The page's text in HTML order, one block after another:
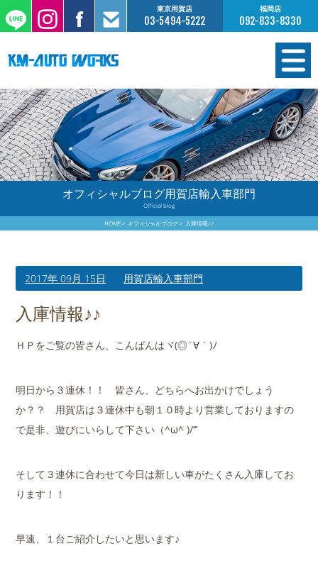
東京用賀店
03-5494-5222
福岡店
092-833-8330
在庫情報
オーダー販売
工場サービス
保証について
買取査定のご案内
会社概要
オフィシャルブログ用賀店輸入車部門
Official blog
HOME オフィシャルブログ 入庫情報♪♪
2017年 09月 15日 用賀店輸入車部門
入庫情報♪♪
ＨＰをご覧の皆さん、こんばんはヾ(◎´∀｀)ﾉ
明日から３連休！！ 皆さん、どちらへお出かけでしょう
か？？ 用賀店は３連休中も朝１０時より営業しておりますの
で是非、遊びにいらして下さい（^ω^ )/’’’
そして３連休に合わせて今日は新しい車がたくさん入庫してお
ります！！
早速、１台ご紹介したいと思います♪